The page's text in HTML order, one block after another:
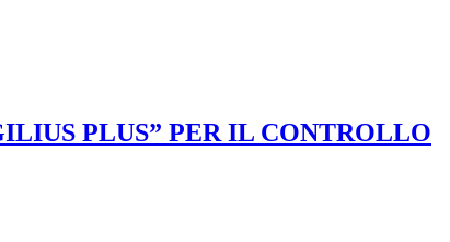
PLUS” PER IL CONTROLLO